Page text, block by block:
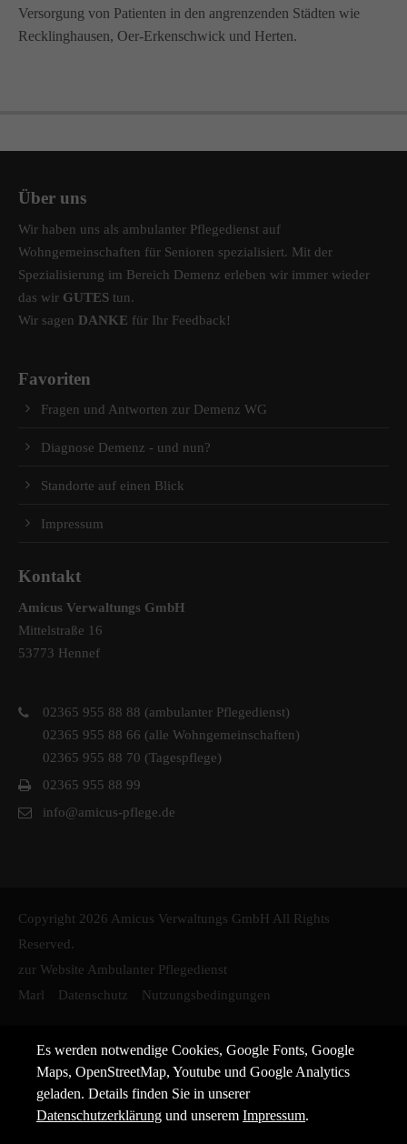
Versorgung von Patienten in den angrenzenden Städten wie
Recklinghausen, Oer-Erkenschwick und Herten.
Über uns
Wir haben uns als ambulanter Pflegedienst auf
Wohngemeinschaften für Senioren spezialisiert. Mit der
Spezialisierung im Bereich Demenz erleben wir immer wieder
das wir GUTES tun.
Wir sagen DANKE für Ihr Feedback!
Favoriten
Fragen und Antworten zur Demenz WG
Diagnose Demenz - und nun?
Standorte auf einen Blick
Impressum
Kontakt
Amicus Verwaltungs GmbH
Mittelstraße 16
53773 Hennef
02365 955 88 88 (ambulanter Pflegedienst)
02365 955 88 66 (alle Wohngemeinschaften)
02365 955 88 70 (Tagespflege)
02365 955 88 99
info@amicus-pflege.de
Copyright 2026 Amicus Verwaltungs GmbH All Rights
Reserved.
zur Website Ambulanter Pflegedienst
Marl
Datenschutz Nutzungsbedingungen
Es werden notwendige Cookies, Google Fonts, Google
Maps, OpenStreetMap, Youtube und Google Analytics
geladen. Details finden Sie in unserer
Datenschutzerklärung und unseremImpressum.